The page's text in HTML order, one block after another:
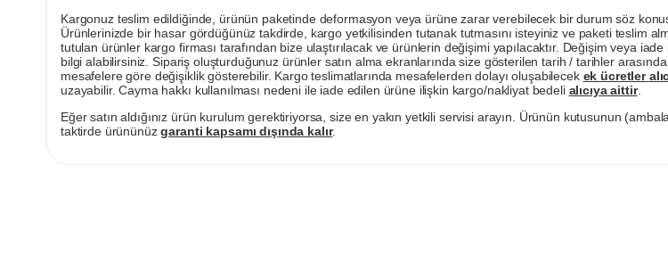
Kargonuz teslim edildiğinde, ürünün paketinde deformasyon veya ürüne zarar verebilecek bir durum söz
Ürünlerinizde bir hasar gördüğünüz takdirde, kargo yetkilisinden tutanak tutmasını isteyiniz ve paketi teslim
tutulan ürünler kargo firması tarafından bize ulaştırılacak ve ürünlerin değişimi yapılacaktır. Değişim veya
bilgi alabilirsiniz. Sipariş oluşturduğunuz ürünler satın alma ekranlarında size gösterilen tarih / tarihler
mesafelere göre değişiklik gösterebilir. Kargo teslimatlarında mesafelerden dolayı oluşabilecek ek ücretler
uzayabilir. Cayma hakkı kullanılması nedeni ile iade edilen ürüne ilişkin kargo/nakliyat bedeli alıcıya aittir.
Eğer satın aldığınız ürün kurulum gerektiriyorsa, size en yakın yetkili servisi arayın. Ürünün kutusunun
taktirde ürününüzgaranti kapsamı dışında kalır.